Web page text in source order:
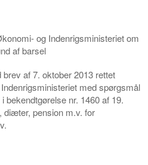
og Indenrigsministeriet om
af barsel
af 7. oktober 2013 rettet
med spørgsmål
bekendtgørelse nr. 1460 af 19.
diæter, pension m.v. for